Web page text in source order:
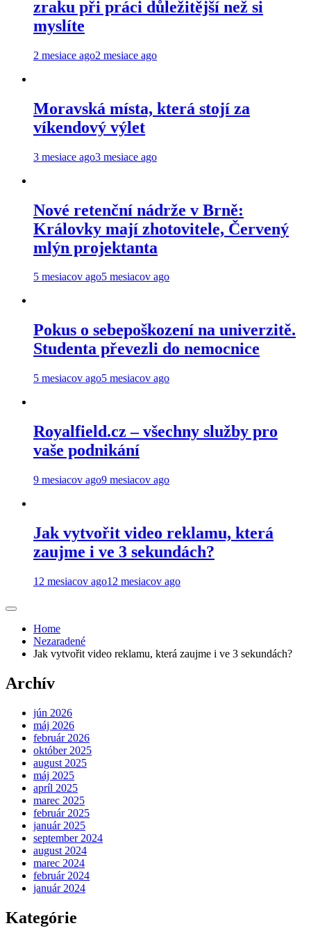
zraku při práci důležitější než si
myslíte
2 mesiace ago2 mesiace ago
Moravská místa, která stojí za
víkendový výlet
3 mesiace ago3 mesiace ago
Nové retenční nádrže v Brně:
Královky mají zhotovitele, Červený
mlýn projektanta
5 mesiacov ago5 mesiacov ago
Pokus o sebepoškození na univerzitě.
Studenta převezli do nemocnice
5 mesiacov ago5 mesiacov ago
Royalfield.cz – všechny služby pro
vaše podnikání
9 mesiacov ago9 mesiacov ago
Jak vytvořit video reklamu, která
zaujme i ve 3 sekundách?
12 mesiacov ago12 mesiacov ago
Home
Nezaradené
Jak vytvořit video reklamu, která zaujme i ve 3 sekundách?
Archív
jún 2026
máj 2026
február 2026
október 2025
august 2025
máj 2025
apríl 2025
marec 2025
február 2025
január 2025
september 2024
august 2024
marec 2024
február 2024
január 2024
Kategórie